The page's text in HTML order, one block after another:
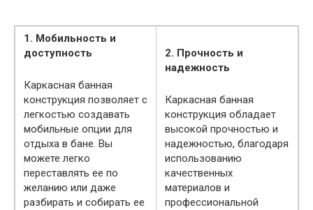
1. Мобильность и
доступность
Каркасная банная
конструкция позволяет с
легкостью создавать
мобильные опции для
отдыха в бане. Вы
можете легко
переставлять ее по
желанию или даже
разбирать и собирать ее
2. Прочность и
надежность
Каркасная банная
конструкция обладает
высокой прочностью и
надежностью, благодаря
использованию
качественных
материалов и
профессиональной